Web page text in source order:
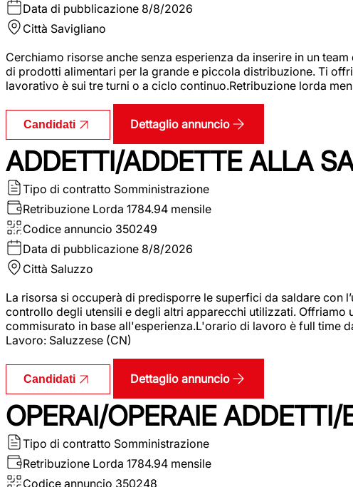
Data di pubblicazione 8/8/2026
Città Savigliano
Cerchiamo risorse anche senza esperienza da inserire in un
di prodotti alimentari per la grande e piccola distribuzione. Ti
lavorativo è sui tre turni o a ciclo continuo.Retribuzione lorda
Candidati Dettaglio annuncio
ADDETTI/ADDETTE ALLA
Tipo di contratto Somministrazione
Retribuzione Lorda 1784.94 mensile
Codice annuncio 350249
Data di pubblicazione 8/8/2026
Città Saluzzo
La risorsa si occuperà di predisporre le superfici da saldare con
controllo degli utensili e degli altri apparecchi utilizzati.
commisurato in base all'esperienza.L'orario di lavoro è full time
Lavoro: Saluzzese (CN)
Candidati Dettaglio annuncio
OPERAI/OPERAIE
Tipo di contratto Somministrazione
Retribuzione Lorda 1784.94 mensile
Codice annuncio 350248